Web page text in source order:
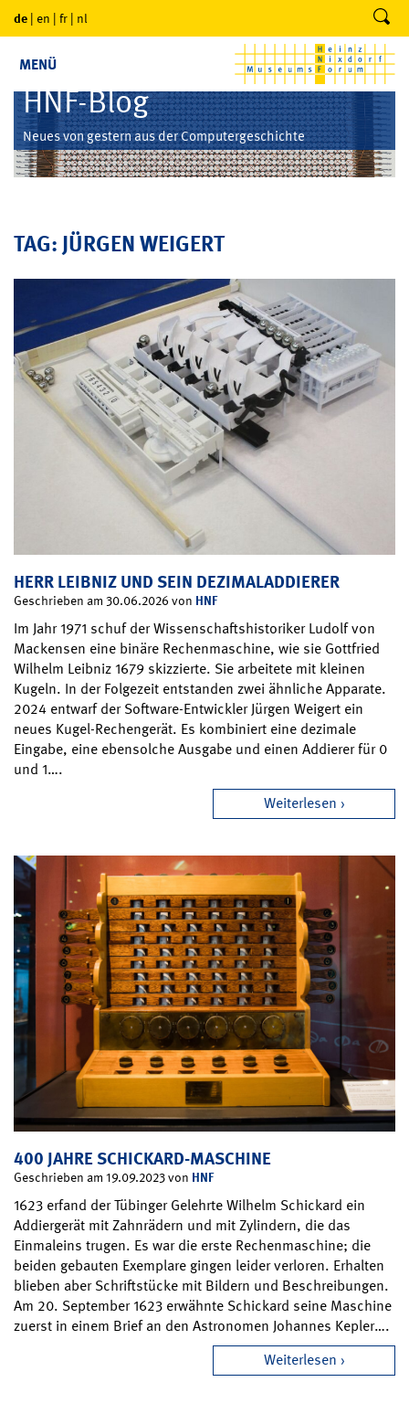
de | en | fr | nl
MENÜ
HNF-Blog
Neues von gestern aus der Computergeschichte
TAG: JÜRGEN WEIGERT
HERR LEIBNIZ UND SEIN DEZIMALADDIERER
Geschrieben am 30.06.2026 von HNF
Im Jahr 1971 schuf der Wissenschaftshistoriker Ludolf von
Mackensen eine binäre Rechenmaschine, wie sie Gottfried
Wilhelm Leibniz 1679 skizzierte. Sie arbeitete mit kleinen
Kugeln. In der Folgezeit entstanden zwei ähnliche Apparate.
2024 entwarf der Software-Entwickler Jürgen Weigert ein
neues Kugel-Rechengerät. Es kombiniert eine dezimale
Eingabe, eine ebensolche Ausgabe und einen Addierer für 0
und 1….
Weiterlesen
400 JAHRE SCHICKARD-MASCHINE
Geschrieben am 19.09.2023 von HNF
1623 erfand der Tübinger Gelehrte Wilhelm Schickard ein
Addiergerät mit Zahnrädern und mit Zylindern, die das
Einmaleins trugen. Es war die erste Rechenmaschine; die
beiden gebauten Exemplare gingen leider verloren. Erhalten
blieben aber Schriftstücke mit Bildern und Beschreibungen.
Am 20. September 1623 erwähnte Schickard seine Maschine
zuerst in einem Brief an den Astronomen Johannes Kepler….
Weiterlesen